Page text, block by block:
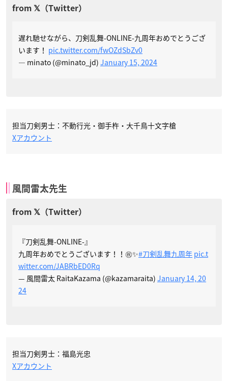
遅れ馳せながら、刀剣乱舞-ONLINE-九周年おめでとうござ
います！ pic.twitter.com/fwOZdSbZv0
— minato (@minato_jd) January 15, 2024
担当刀剣男士：不動行光・御手杵・大千鳥十文字槍
Xアカウント
風間雷太先生
『刀剣乱舞-ONLINE-』
九周年おめでとうございます！！㊗️✨#刀剣乱舞九周年 pic.t
witter.com/JABRbED0Rq
— 風間雷太 RaitaKazama (@kazamaraita) January 14, 20
24
担当刀剣男士：福島光忠
Xアカウント